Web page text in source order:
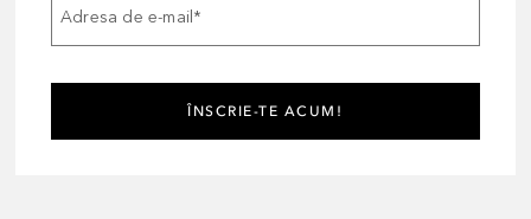
Adresa de e-mail*
ÎNSCRIE-TE ACUM!